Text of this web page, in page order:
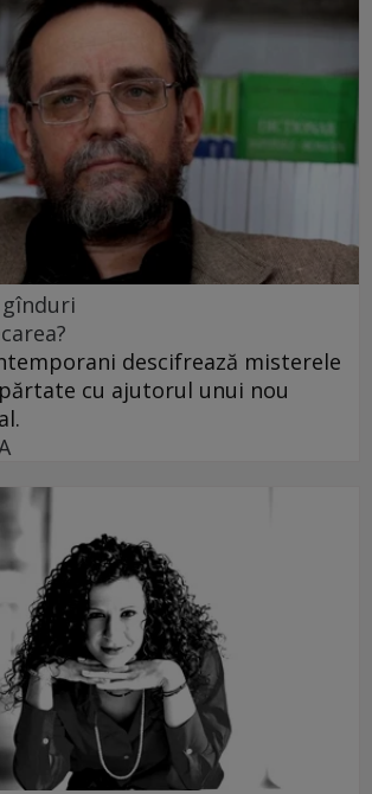
descifrează misterele
cu ajutorul unui nou